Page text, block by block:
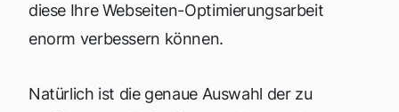
diese Ihre Webseiten-Optimierungsarbeit
enorm verbessern können.
Natürlich ist die genaue Auswahl der zu